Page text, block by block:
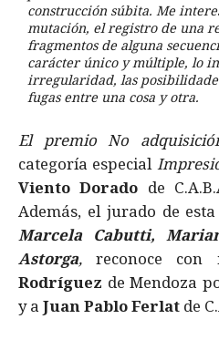
construcción súbita. Me
mutación, el registro de una
fragmentos de alguna
carácter único y múltiple, lo
irregularidad, las
fugas entre una cosa y otra.
El premio No
categoría especial
Viento Dorado de
Además, el jurado de
Marcela Cabutti,
Astorga,reconoce
Rodríguez de Mendoza
y a Juan Pablo Ferlat de